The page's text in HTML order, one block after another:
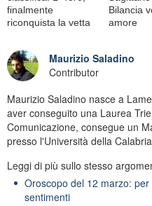
finalmente
riconquista la vetta
Bilancia
amore
Maurizio Saladino
Contributor
Maurizio Saladino nasce a
aver conseguito una Laurea
Comunicazione, consegue un
presso l'Università della
Leggi di più sullo stesso
Oroscopo del 12 marzo:
sentimenti